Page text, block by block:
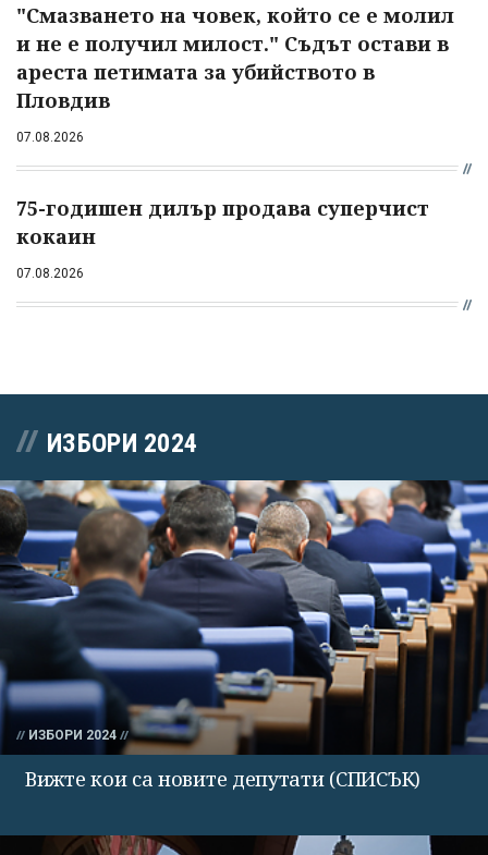
"Смазването на човек, който се е молил
и не е получил милост." Съдът остави в
ареста петимата за убийството в
Пловдив
07.08.2026
75-годишен дилър продава суперчист
кокаин
07.08.2026
ИЗБОРИ 2024
ИЗБОРИ 2024
Вижте кои са новите депутати (СПИСЪК)